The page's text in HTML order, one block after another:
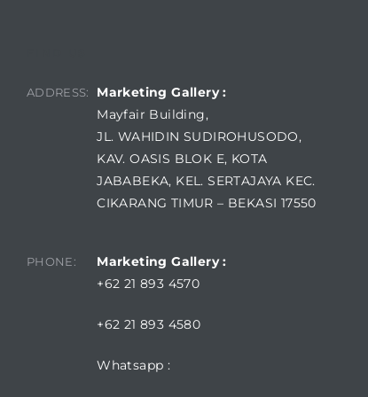
ADDRESS:
Marketing Gallery :
Mayfair Building,
JL. WAHIDIN SUDIROHUSODO,
KAV. OASIS BLOK E, KOTA
JABABEKA, KEL. SERTAJAYA KEC.
CIKARANG TIMUR – BEKASI 17550
PHONE:
Marketing Gallery :
+62 21 893 4570
+62 21 893 4580
Whatsapp :